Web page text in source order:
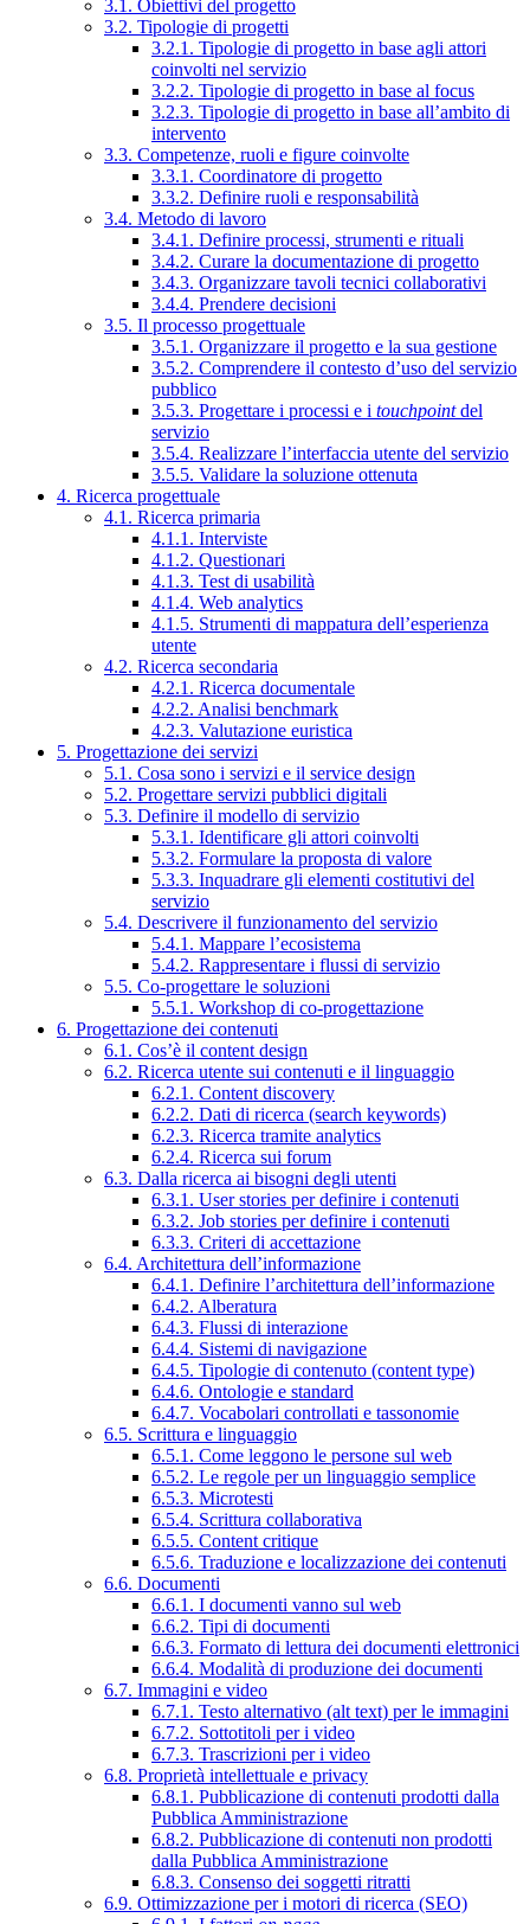
3.1. Obiettivi del progetto
3.2. Tipologie di progetti
3.2.1. Tipologie di progetto in base agli attori
coinvolti nel servizio
3.2.2. Tipologie di progetto in base al focus
3.2.3. Tipologie di progetto in base all’ambito di
intervento
3.3. Competenze, ruoli e figure coinvolte
3.3.1. Coordinatore di progetto
3.3.2. Definire ruoli e responsabilità
3.4. Metodo di lavoro
3.4.1. Definire processi, strumenti e rituali
3.4.2. Curare la documentazione di progetto
3.4.3. Organizzare tavoli tecnici collaborativi
3.4.4. Prendere decisioni
3.5. Il processo progettuale
3.5.1. Organizzare il progetto e la sua gestione
3.5.2. Comprendere il contesto d’uso del servizio
pubblico
3.5.3. Progettare i processi e i touchpointdel
servizio
3.5.4. Realizzare l’interfaccia utente del servizio
3.5.5. Validare la soluzione ottenuta
4. Ricerca progettuale
4.1. Ricerca primaria
4.1.1. Interviste
4.1.2. Questionari
4.1.3. Test di usabilità
4.1.4. Web analytics
4.1.5. Strumenti di mappatura dell’esperienza
utente
4.2. Ricerca secondaria
4.2.1. Ricerca documentale
4.2.2. Analisi benchmark
4.2.3. Valutazione euristica
5. Progettazione dei servizi
5.1. Cosa sono i servizi e il service design
5.2. Progettare servizi pubblici digitali
5.3. Definire il modello di servizio
5.3.1. Identificare gli attori coinvolti
5.3.2. Formulare la proposta di valore
5.3.3. Inquadrare gli elementi costitutivi del
servizio
5.4. Descrivere il funzionamento del servizio
5.4.1. Mappare l’ecosistema
5.4.2. Rappresentare i flussi di servizio
5.5. Co-progettare le soluzioni
5.5.1. Workshop di co-progettazione
6. Progettazione dei contenuti
6.1. Cos’è il content design
6.2. Ricerca utente sui contenuti e il linguaggio
6.2.1. Content discovery
6.2.2. Dati di ricerca (search keywords)
6.2.3. Ricerca tramite analytics
6.2.4. Ricerca sui forum
6.3. Dalla ricerca ai bisogni degli utenti
6.3.1. User stories per definire i contenuti
6.3.2. Job stories per definire i contenuti
6.3.3. Criteri di accettazione
6.4. Architettura dell’informazione
6.4.1. Definire l’architettura dell’informazione
6.4.2. Alberatura
6.4.3. Flussi di interazione
6.4.4. Sistemi di navigazione
6.4.5. Tipologie di contenuto (content type)
6.4.6. Ontologie e standard
6.4.7. Vocabolari controllati e tassonomie
6.5. Scrittura e linguaggio
6.5.1. Come leggono le persone sul web
6.5.2. Le regole per un linguaggio semplice
6.5.3. Microtesti
6.5.4. Scrittura collaborativa
6.5.5. Content critique
6.5.6. Traduzione e localizzazione dei contenuti
6.6. Documenti
6.6.1. I documenti vanno sul web
6.6.2. Tipi di documenti
6.6.3. Formato di lettura dei documenti elettronici
6.6.4. Modalità di produzione dei documenti
6.7. Immagini e video
6.7.1. Testo alternativo (alt text) per le immagini
6.7.2. Sottotitoli per i video
6.7.3. Trascrizioni per i video
6.8. Proprietà intellettuale e privacy
6.8.1. Pubblicazione di contenuti prodotti dalla
Pubblica Amministrazione
6.8.2. Pubblicazione di contenuti non prodotti
dalla Pubblica Amministrazione
6.8.3. Consenso dei soggetti ritratti
6.9. Ottimizzazione per i motori di ricerca (SEO)